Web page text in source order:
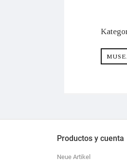
Productos y cuenta
Neue Artikel